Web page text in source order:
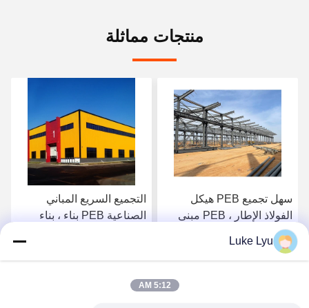
منتجات مماثلة
سهل تجميع PEB هيكل
الفولاذ الإطار ، PEB مبنى
مسبق الهندسة مع المفاصل
المشددة
احصل على أفضل سعر
التجميع السريع المباني
الصناعية PEB بناء ، بناء
احصل على أفضل سعر
Luke Lyu
5:12 AM